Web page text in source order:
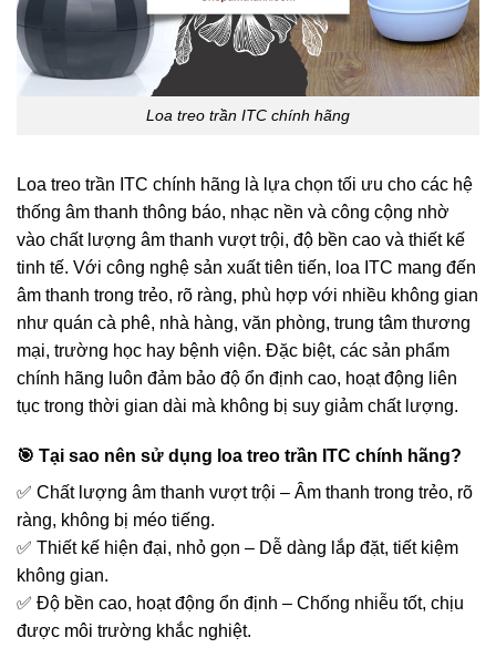
Loa treo trần ITC chính hãng
Loa treo trần ITC chính hãng là lựa chọn tối ưu cho các hệ
thống âm thanh thông báo, nhạc nền và công cộng nhờ
vào chất lượng âm thanh vượt trội, độ bền cao và thiết kế
tinh tế. Với công nghệ sản xuất tiên tiến, loa ITC mang đến
âm thanh trong trẻo, rõ ràng, phù hợp với nhiều không gian
như quán cà phê, nhà hàng, văn phòng, trung tâm thương
mại, trường học hay bệnh viện. Đặc biệt, các sản phẩm
chính hãng luôn đảm bảo độ ổn định cao, hoạt động liên
tục trong thời gian dài mà không bị suy giảm chất lượng.
🎯 Tại sao nên sử dụng loa treo trần ITC chính hãng?
✅ Chất lượng âm thanh vượt trội – Âm thanh trong trẻo, rõ
ràng, không bị méo tiếng.
✅ Thiết kế hiện đại, nhỏ gọn – Dễ dàng lắp đặt, tiết kiệm
không gian.
✅ Độ bền cao, hoạt động ổn định – Chống nhiễu tốt, chịu
được môi trường khắc nghiệt.